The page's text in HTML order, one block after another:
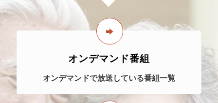
オンデマンド番組
オンデマンドで放送している番組一覧